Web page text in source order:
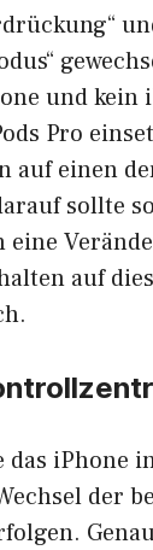
und kein
Pro
auf einen
sollte
eine
auf
das iPhone
der